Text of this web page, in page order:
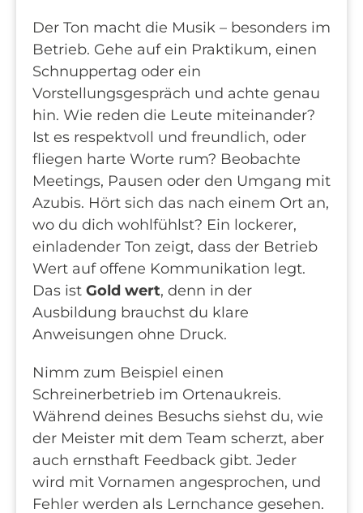
Der Ton macht die Musik – besonders im
Betrieb. Gehe auf ein Praktikum, einen
Schnuppertag oder ein
Vorstellungsgespräch und achte genau
hin. Wie reden die Leute miteinander?
Ist es respektvoll und freundlich, oder
fliegen harte Worte rum? Beobachte
Meetings, Pausen oder den Umgang mit
Azubis. Hört sich das nach einem Ort an,
wo du dich wohlfühlst? Ein lockerer,
einladender Ton zeigt, dass der Betrieb
Wert auf offene Kommunikation legt.
Das ist Gold wert, denn in der
Ausbildung brauchst du klare
Anweisungen ohne Druck.
Nimm zum Beispiel einen
Schreinerbetrieb im Ortenaukreis.
Während deines Besuchs siehst du, wie
der Meister mit dem Team scherzt, aber
auch ernsthaft Feedback gibt. Jeder
wird mit Vornamen angesprochen, und
Fehler werden als Lernchance gesehen.